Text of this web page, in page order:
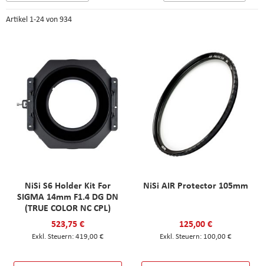
Artikel 1-24von934
NiSi S6 Holder Kit For
SIGMA 14mm F1.4 DG DN
(TRUE COLOR NC CPL)
523,75 €
419,00 €
NiSi AIR Protector 105mm
125,00 €
100,00 €